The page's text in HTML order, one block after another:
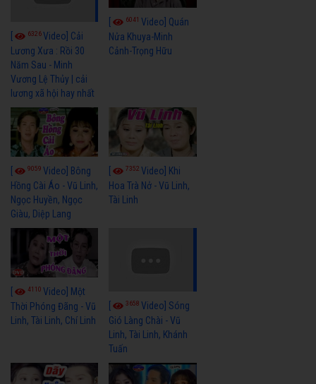
6326Video] Cải
Lương Xưa : Rồi 30
Năm Sau - Minh
Vương Lệ Thủy | cải
lương xã hội hay nhất
6041Video] Quán
Nửa Khuya-Minh
Cảnh-Trọng Hữu
9059 Video] Bông
Hồng Cài Áo - Vũ Linh,
Ngọc Huyền, Ngọc
Giàu, Diệp Lang
7352Video] Khi
Hoa Trà Nở - Vũ Linh,
Tài Linh
4110 Video] Một
Thời Phóng Đãng - Vũ
Linh, Tài Linh, Chí Linh
3658Video] Sóng
Gió Làng Chài - Vũ
Linh, Tài Linh, Khánh
Tuấn